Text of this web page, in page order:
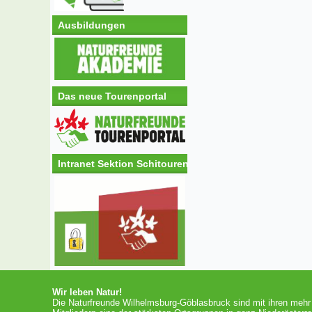
Ausbildungen
Das neue Tourenportal
Intranet Sektion Schitouren
Wir leben Natur!
Die Naturfreunde Wilhelmsburg-Göblasbruck sind mit ihren